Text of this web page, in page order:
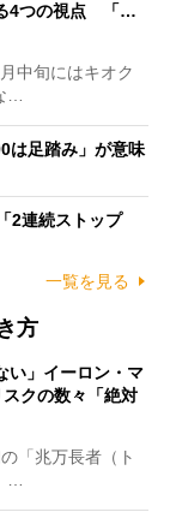
4つの視点 「…
中旬にはキオク
…
は足踏み」が意味
2連続ストップ
一覧を見る
方
い」イーロン・マ
クの数々「絶対
「兆万長者（ト
…